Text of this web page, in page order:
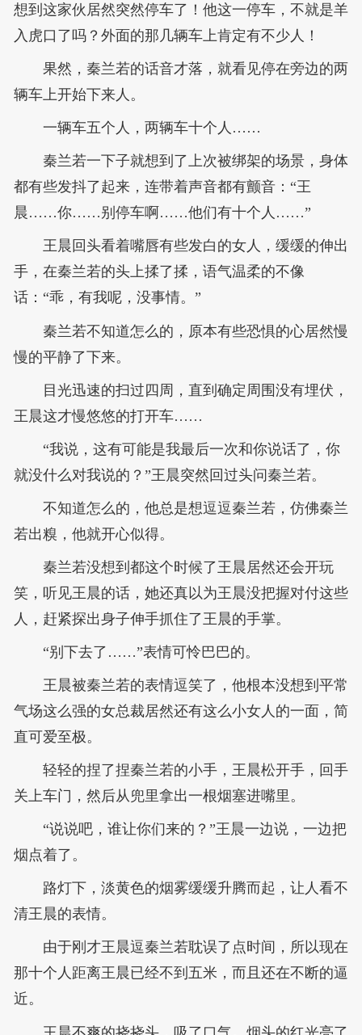
想到这家伙居然突然停车了！他这一停车，不就是羊
入虎口了吗？外面的那几辆车上肯定有不少人！
果然，秦兰若的话音才落，就看见停在旁边的两
辆车上开始下来人。
一辆车五个人，两辆车十个人……
秦兰若一下子就想到了上次被绑架的场景，身体
都有些发抖了起来，连带着声音都有颤音：“王
晨……你……别停车啊……他们有十个人……”
王晨回头看着嘴唇有些发白的女人，缓缓的伸出
手，在秦兰若的头上揉了揉，语气温柔的不像
话：“乖，有我呢，没事情。”
秦兰若不知道怎么的，原本有些恐惧的心居然慢
慢的平静了下来。
目光迅速的扫过四周，直到确定周围没有埋伏，
王晨这才慢悠悠的打开车……
“我说，这有可能是我最后一次和你说话了，你
就没什么对我说的？”王晨突然回过头问秦兰若。
不知道怎么的，他总是想逗逗秦兰若，仿佛秦兰
若出糗，他就开心似得。
秦兰若没想到都这个时候了王晨居然还会开玩
笑，听见王晨的话，她还真以为王晨没把握对付这些
人，赶紧探出身子伸手抓住了王晨的手掌。
“别下去了……”表情可怜巴巴的。
王晨被秦兰若的表情逗笑了，他根本没想到平常
气场这么强的女总裁居然还有这么小女人的一面，简
直可爱至极。
轻轻的捏了捏秦兰若的小手，王晨松开手，回手
关上车门，然后从兜里拿出一根烟塞进嘴里。
“说说吧，谁让你们来的？”王晨一边说，一边把
烟点着了。
路灯下，淡黄色的烟雾缓缓升腾而起，让人看不
清王晨的表情。
由于刚才王晨逗秦兰若耽误了点时间，所以现在
那十个人距离王晨已经不到五米，而且还在不断的逼
近。